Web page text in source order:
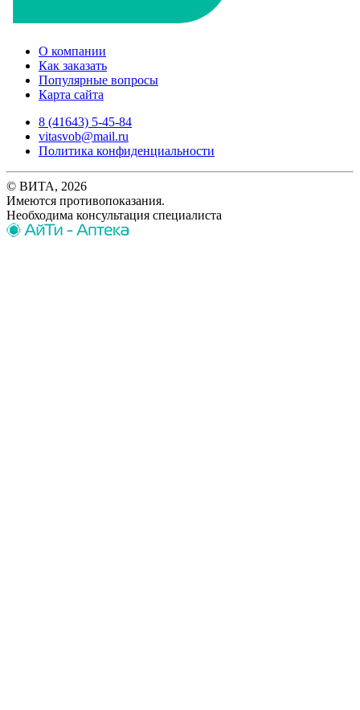
О компании
Как заказать
Популярные вопросы
Карта сайта
8 (41643) 5-45-84
vitasvob@mail.ru
Политика конфиденциальности
© ВИТА, 2026
Имеются противопоказания.
Необходима консультация специалиста